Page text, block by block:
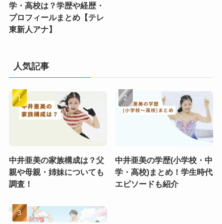
学・高校は？学歴や経歴・
プロフィールまとめ【テレ
東新人アナ】
人気記事
中井亜美の家族構成は？父
親や母親・姉妹についても
調査！
中井亜美の学歴(小学校・中
学・高校)まとめ！学生時代
エピソードも紹介